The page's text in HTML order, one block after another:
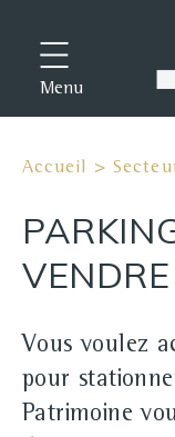
Menu
Accueil >
Vous voulez
pour
Patrimoine